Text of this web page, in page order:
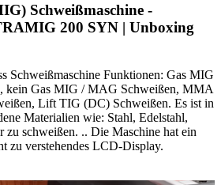
Schweißmaschine -
200 SYN | Unboxing
Schweißmaschine Funktionen: Gas MIG
kein Gas MIG / MAG Schweißen, MMA
Lift TIG (DC) Schweißen. Es ist in
Materialien wie: Stahl, Edelstahl,
schweißen. .. Die Maschine hat ein
zu verstehendes LCD-Display.